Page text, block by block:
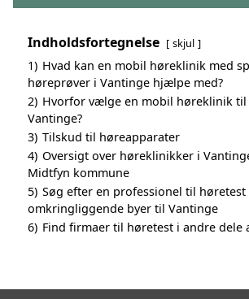
Indholdsfortegnelse skjul
1) Hvad kan en mobil høreklinik med
høreprøver i Vantinge hjælpe med?
2) Hvorfor vælge en mobil høreklinik til
Vantinge?
3) Tilskud til høreapparater
4) Oversigt over høreklinikker i
Midtfyn kommune
5) Søg efter en professionel til høretest
omkringliggende byer til Vantinge
6) Find firmaer til høretest i andre dele